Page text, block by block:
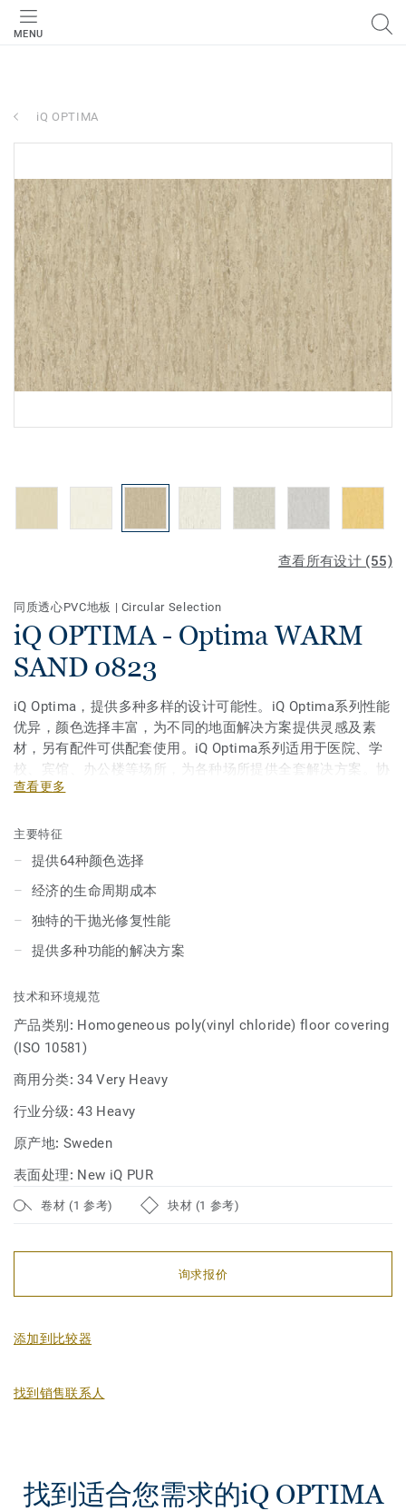
MENU
iQ OPTIMA
查看所有设计 (55)
同质透心PVC地板 | Circular Selection
iQ OPTIMA - Optima WARM
SAND 0823
iQ Optima，提供多种多样的设计可能性。iQ Optima系列性能
优异，颜色选择丰富，为不同的地面解决方案提供灵感及素
材，另有配件可供配套使用。iQ Optima系列适用于医院、学
校、宾馆、办公楼等场所，为各种场所提供全套解决方案。协
调的设计和优异的性能，在满足美观需求的同时也满足了功能
设计师提供了无限配色灵感。升级后提供更多选择供您挑选
——块状规格、条状规格、静音、防滑，更有相应配件可供配
的新花色中找到诠释。iQ Optima能够配合各种风格进行配色
设计，并且能够创造延续的空间感，和谐地从一个空间过渡到
查看更多
主要特征
提供64种颜色选择
经济的生命周期成本
独特的干抛光修复性能
提供多种功能的解决方案
技术和环境规范
产品类别: Homogeneous poly(vinyl chloride) floor covering
(ISO 10581)
商用分类:34 Very Heavy
行业分级:43 Heavy
原产地: Sweden
表面处理: New iQ PUR
卷材 (1 参考) 块材 (1 参考)
询求报价
添加到比较器
找到销售联系人
找到适合您需求的iQ OPTIMA